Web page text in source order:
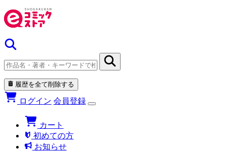
履歴を全て削除する
ログイン 会員登録
カート
初めての方
お知らせ